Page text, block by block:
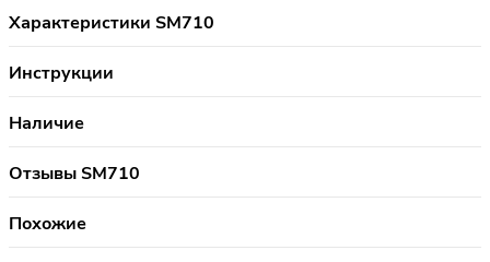
Характеристики SM710
Инструкции
Наличие
Отзывы SM710
Похожие